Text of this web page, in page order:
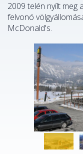
2009 telén nyílt meg
felvonó
McDonald's.